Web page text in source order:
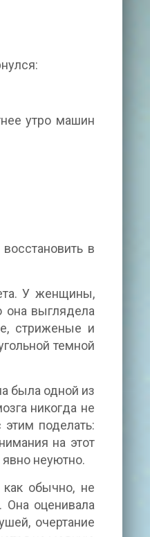
утро машин
в
У женщины,
выглядела
стриженые и
темной
была одной из
никогда не
поделать:
на этот
неуютно.
обычно, не
Она оценивала
очертание